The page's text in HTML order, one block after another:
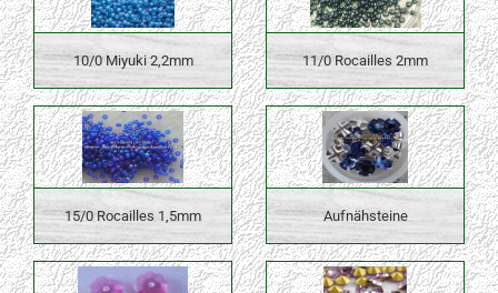
10/0 Miyuki 2,2mm 11/0 Rocailles 2mm
15/0 Rocailles 1,5mm Aufnähsteine